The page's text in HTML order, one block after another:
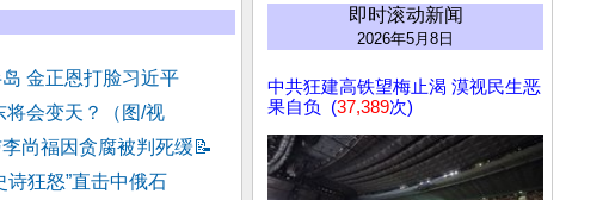
金正恩打脸习近平
将会变天？（图/视
尚福因贪腐被判死缓📝
诗狂怒”直击中俄石
即时滚动新闻
2026年5月8日
中共狂建高铁望梅止渴 漠视民生恶
果自负 (37,389次)